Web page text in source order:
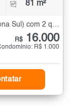
81 m²
Apartamento para Alugar no Campo Belo (Zona Sul) com 2 quartos - 81 m²
R$ 16.000
R$ 1.000